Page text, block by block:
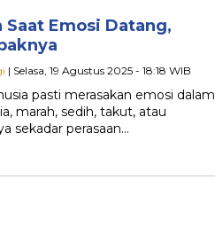
Emosi Datang,
| Selasa, 19 Agustus 2025 - 18:18 WIB
pasti merasakan emosi dalam
marah, sedih, takut, atau
sekadar perasaan…